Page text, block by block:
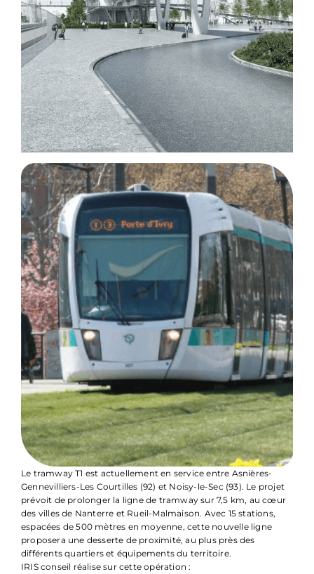
Le tramway T1 est actuellement en service entre Asnières-
Gennevilliers-Les Courtilles (92) et Noisy-le-Sec (93). Le projet
prévoit de prolonger la ligne de tramway sur 7,5 km, au cœur
des villes de Nanterre et Rueil-Malmaison. Avec 15 stations,
espacées de 500 mètres en moyenne, cette nouvelle ligne
proposera une desserte de proximité, au plus près des
différents quartiers et équipements du territoire.
IRIS conseil réalise sur cette opération :